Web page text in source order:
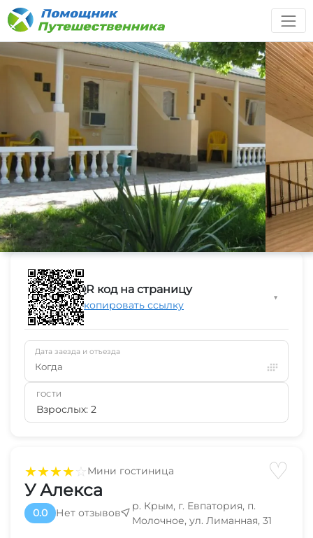
★★★★☆Мини гостиница ♡
У Алекса
0.0 Нет отзывов
р. Крым, г. Евпатория, п.
Молочное, ул. Лиманная, 31
QR код на страницу
Скопировать ссылку
▼
Дата заезда и отъезда
Когда
ГОСТИ
Взрослых: 2